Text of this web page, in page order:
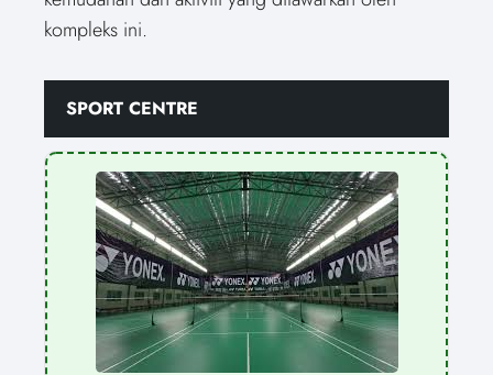
kompleks ini.
SPORT CENTRE